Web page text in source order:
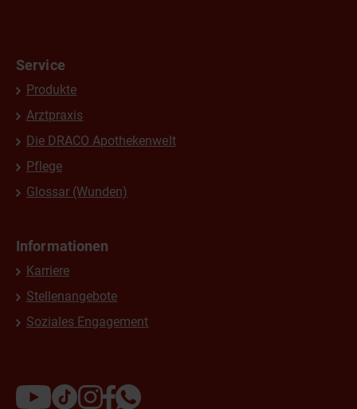
Service
Produkte
Arztpraxis
Die DRACO Apothekenwelt
Pflege
Glossar (Wunden)
Informationen
Karriere
Stellenangebote
Soziales Engagement